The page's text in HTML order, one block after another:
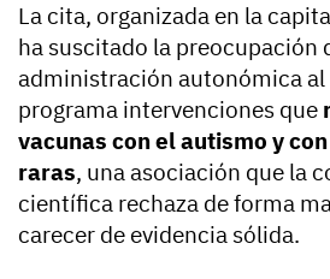
La cita, organizada en la
ha suscitado la preocupación
administración autonómica al
programa intervenciones que
vacunas con el autismo y
raras, una asociación que la
científica rechaza de forma
carecer de evidencia sólida.